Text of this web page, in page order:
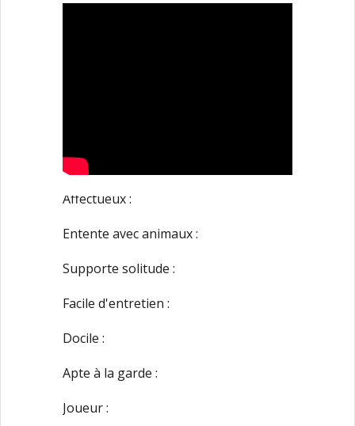
Affectueux :
Entente avec animaux :
Supporte solitude :
Facile d'entretien :
Docile :
Apte à la garde :
Joueur :